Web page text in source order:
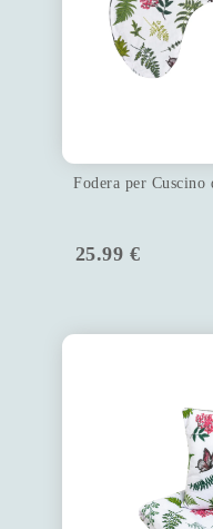
Fodera per Cuscino
25.99 €